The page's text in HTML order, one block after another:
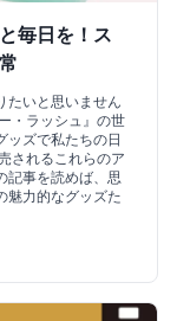
毎日を！ス
たいと思いません
・ラッシュ』の世
ッズで私たちの日
されるこれらのア
記事を読めば、思
魅力的なグッズた